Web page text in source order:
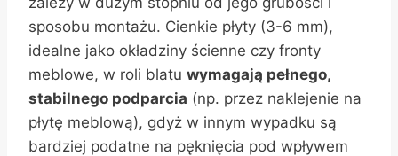
sposobu montażu. Cienkie płyty (3-6 mm),
idealne jako okładziny ścienne czy fronty
meblowe, w roli blatu wymagają pełnego,
stabilnego podparcia (np. przez naklejenie na
płytę meblową), gdyż w innym wypadku są
bardziej podatne na pęknięcia pod wpływem